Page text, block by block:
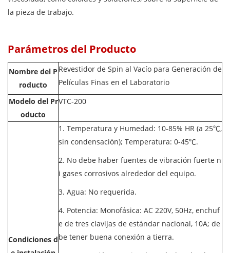
la pieza de trabajo.
Parámetros del Producto
Nombre del P
roducto
Revestidor de Spin al Vacío para Generación de
Películas Finas en el Laboratorio
Modelo del Pr
oducto
VTC-200
Condiciones d
1. Temperatura y Humedad: 10-85% HR (a 25℃,
sin condensación); Temperatura: 0-45℃.
2. No debe haber fuentes de vibración fuerte n
i gases corrosivos alrededor del equipo.
3. Agua: No requerida.
4. Potencia: Monofásica: AC 220V, 50Hz, enchuf
e de tres clavijas de estándar nacional, 10A; de
be tener buena conexión a tierra.